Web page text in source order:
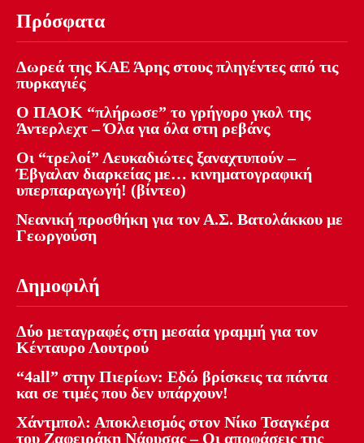
Πρόσφατα
Δωρεά της ΚΑΕ Άρης στους πληγέντες από τις
πυρκαγιές
Ο ΠΑΟΚ “πλήρωσε” το γρήγορο γκολ της
Άντερλεχτ – Όλα για όλα στη ρεβάνς
Οι “τρελοί” Λευκαδιώτες ξαναχτυπούν –
Έβγαλαν διαρκείας με… κινηματογραφική
υπερπαραγωγή! (βίντεο)
Νεανική προσθήκη για τον Α.Σ. Βατολάκκου με
Γεωργούση
Δημοφιλή
Δύο μεταγραφές στη μεσαία γραμμή για τον
Κένταυρο Λουτρού
“4all” στην Πιερίων: Εδώ βρίσκεις τα πάντα
και σε τιμές που δεν υπάρχουν!
Χάντμπολ: Αποκλεισμός στον Νίκο Τσαγκέρα
του Ζαφειράκη Νάουσας – Οι αποφάσεις της